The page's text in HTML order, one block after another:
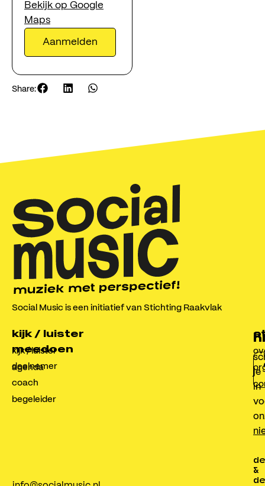
kijk & luister
agenda
steunen
Social Music
Bekijk op Google
Maps
Aanmelden
Share:
Social Music is een initiatief van Stichting Raakvlak
meedoen
deelnemer
coach
begeleider
kijk / luister
kijk / luister
agenda
je
in
&